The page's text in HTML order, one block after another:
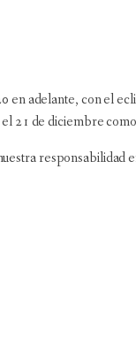
en adelante, con el
21 de diciembre
responsabilidad